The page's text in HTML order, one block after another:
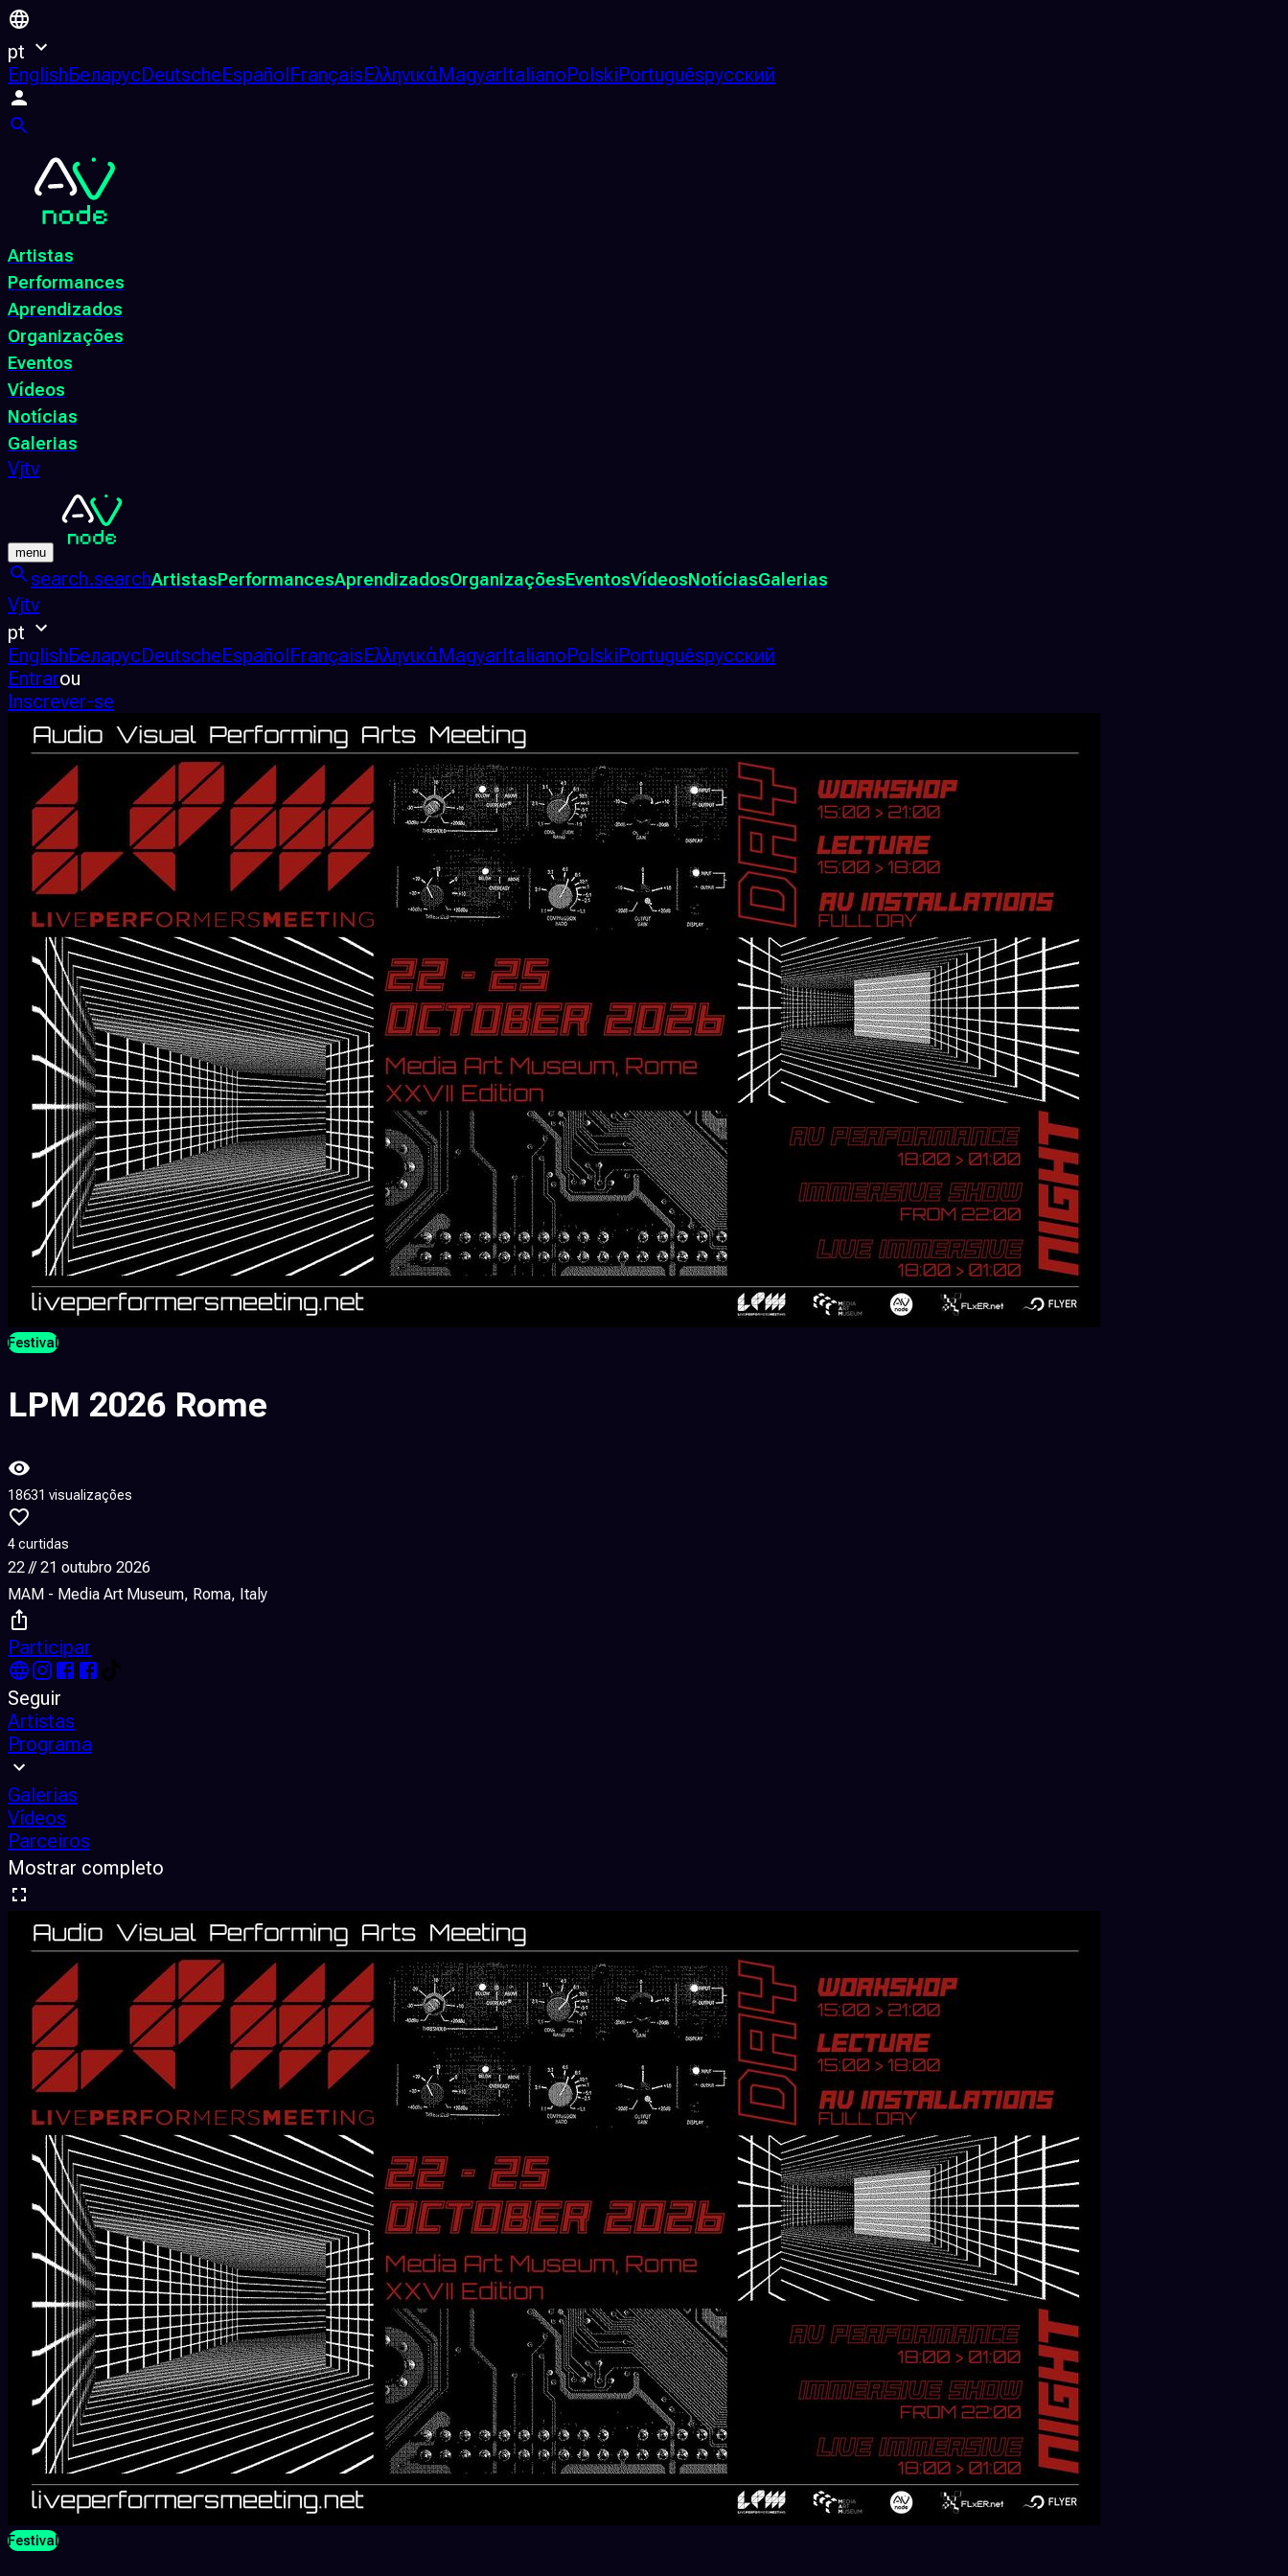
pt
EnglishБеларусDeutscheEspañolFrançaisΕλληνικάMagyarItalianoPolskiPortuguêsрусский
Artistas
Performances
Aprendizados
Organizações
Eventos
Vídeos
Notícias
Galerias
Vjtv
menu
search.searchArtistasPerformancesAprendizadosOrganizaçõesEventosVídeosNotíciasGalerias
Vjtv
pt
EnglishБеларусDeutscheEspañolFrançaisΕλληνικάMagyarItalianoPolskiPortuguêsрусский
Entrarou
Inscrever-se
Festival
LPM 2026 Rome
18631 visualizações
4 curtidas
22 // 21 outubro 2026
MAM - Media Art Museum, Roma, Italy
Participar
Seguir
Artistas
Programa
Galerias
Vídeos
Parceiros
Mostrar completo
Festival